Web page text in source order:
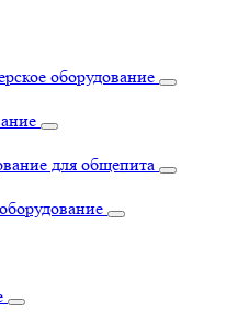
оборудование
для общепита